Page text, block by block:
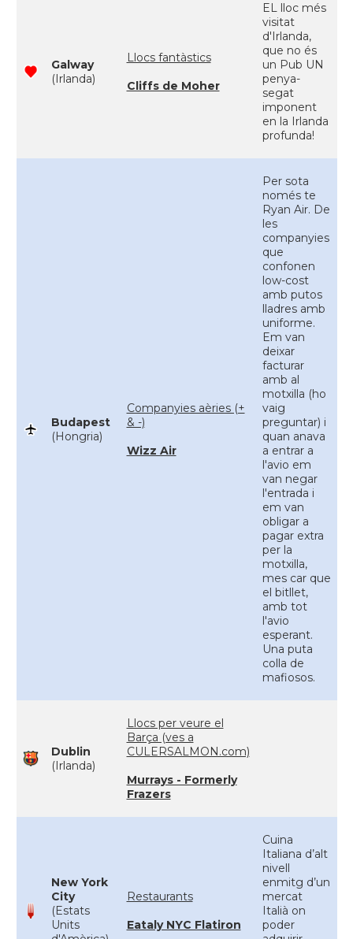
Galway
(Irlanda)
Llocs fantàstics
Cliffs de Moher
EL lloc més
visitat
d'Irlanda,
que no és
un Pub UN
penya-
segat
imponent
en la Irlanda
profunda!
Budapest
(Hongria)
Companyies aèries (+
& -)
Wizz Air
Per sota
només te
Ryan Air. De
les
companyies
que
confonen
low-cost
amb putos
lladres amb
uniforme.
Em van
deixar
facturar
amb al
motxilla (ho
vaig
preguntar) i
quan anava
a entrar a
l'avio em
van negar
l'entrada i
em van
obligar a
pagar extra
per la
motxilla,
mes car que
el bitllet,
amb tot
l'avio
esperant.
Una puta
colla de
mafiosos.
Dublin
(Irlanda)
Llocs per veure el
Barça (ves a
CULERSALMON.com)
Murrays - Formerly
Frazers
New York
City
(Estats
Units
Restaurants
Eataly NYC Flatiron
Cuina
Italiana d’alt
nivell
enmitg d’un
mercat
Italià on
poder